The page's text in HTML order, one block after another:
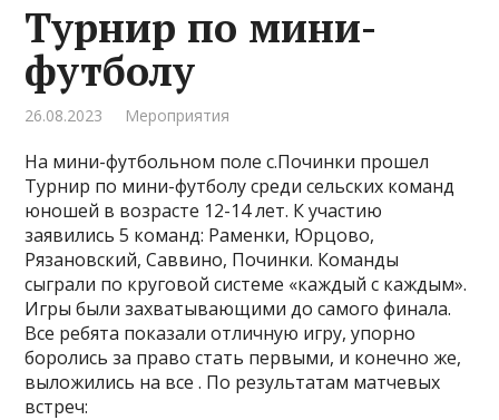
Турнир по мини-
футболу
26.08.2023 Мероприятия
На мини-футбольном поле с.Починки прошел
Турнир по мини-футболу среди сельских команд
юношей в возрасте 12-14 лет. К участию
заявились 5 команд: Раменки, Юрцово,
Рязановский, Саввино, Починки. Команды
сыграли по круговой системе «каждый с каждым».
Игры были захватывающими до самого финала.
Все ребята показали отличную игру, упорно
боролись за право стать первыми, и конечно же,
выложились на все . По результатам матчевых
встреч: